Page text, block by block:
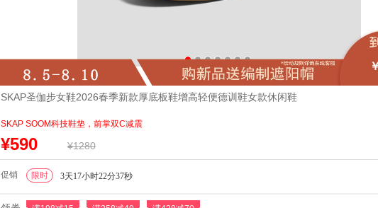
SKAP圣伽步女鞋2026春季新款厚底板鞋增高轻便德训鞋女款休闲鞋
SKAP SOOM科技鞋垫，前掌双C减震
¥590 ¥1280
促销 限时 3天17小时22分36秒